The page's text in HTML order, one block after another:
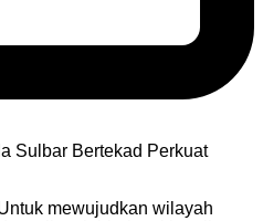
mewujudkan wilayah